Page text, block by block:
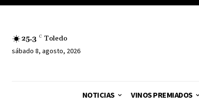
25.3 C Toledo
sábado 8, agosto, 2026
NOTICIAS VINOS PREMIADOS